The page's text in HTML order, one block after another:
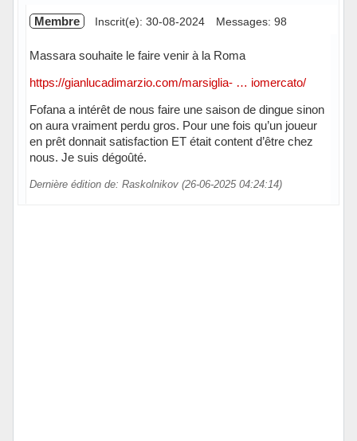
Membre Inscrit(e): 30-08-2024 Messages: 98
Massara souhaite le faire venir à la Roma
https://gianlucadimarzio.com/marsiglia- … iomercato/
Fofana a intérêt de nous faire une saison de dingue sinon
on aura vraiment perdu gros. Pour une fois qu’un joueur
en prêt donnait satisfaction ET était content d’être chez
nous. Je suis dégoûté.
Dernière édition de: Raskolnikov (26-06-2025 04:24:14)